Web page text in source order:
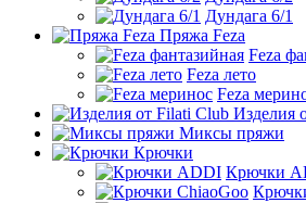
Дундага 6/1
Пряжа Feza
Feza
Feza лето
Feza
Изделия
Миксы пряжи
Крючки
Крючки